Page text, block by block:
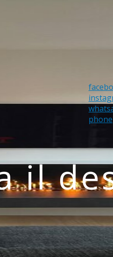
phone
il